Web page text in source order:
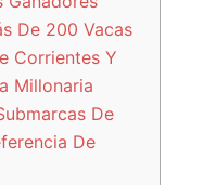
De 200 Vacas
Corrientes Y
Millonaria
De
De